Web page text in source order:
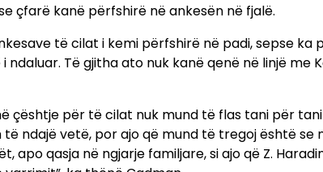
çfarë kanë përfshirë në ankesën në fjalë.
të cilat i kemi përfshirë në padi, sepse ka
Të gjitha ato nuk kanë qenë në linjë me
çështje për të cilat nuk mund të flas tani për
ndajë vetë, por ajo që mund të tregoj është se
qasja në ngjarje familjare, si ajo që Z.